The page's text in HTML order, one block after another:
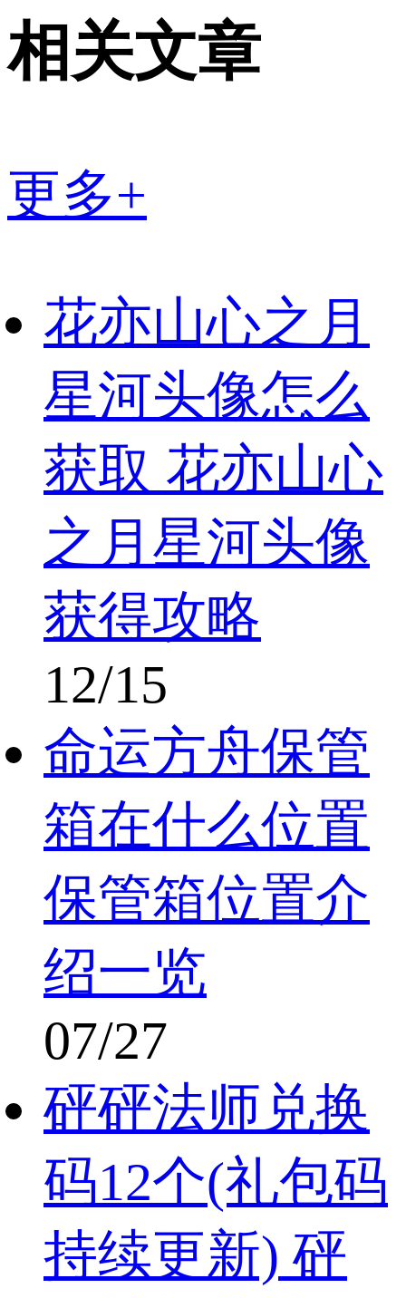
相关文章
更多+
花亦山心之月
星河头像怎么
获取 花亦山心
之月星河头像
获得攻略
12/15
命运方舟保管
箱在什么位置
保管箱位置介
绍一览
07/27
砰砰法师兑换
码12个(礼包码
持续更新) 砰